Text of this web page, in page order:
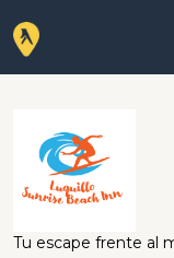
Tu escape frente al